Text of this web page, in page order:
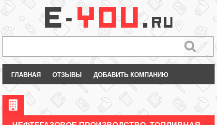
ГЛАВНАЯ ОТЗЫВЫ ДОБАВИТЬ КОМПАНИЮ